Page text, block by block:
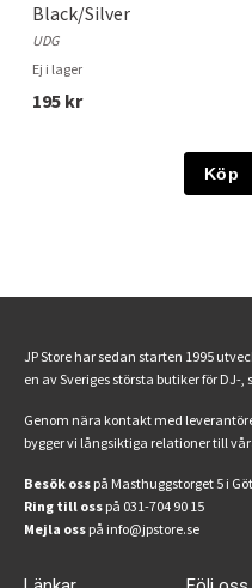
Black/Silver
UDG
Ej i lager
195 kr
Köp
JP Store har sedan starten 1995
en av Sveriges största butiker för
Genom nära kontakt med
bygger vi långsiktiga relationer till
Besök oss på Masthuggstorget 5 i
Ring till oss på 031-704 90 15
Mejla oss på info@jpstore.se